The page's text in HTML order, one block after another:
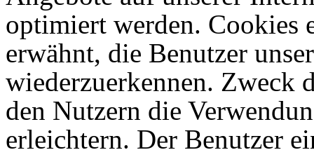
optimiert werden. Cookies
erwähnt, die Benutzer
wiederzuerkennen. Zweck
den Nutzern die
erleichtern. Der Benutzer